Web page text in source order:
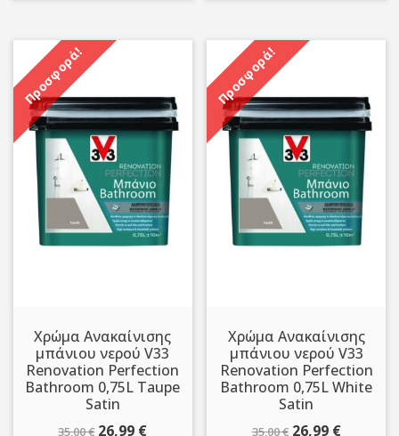
Προσφορά!
Χρώμα Ανακαίνισης
μπάνιου νερού V33
Renovation Perfection
Bathroom 0,75L Taupe
Satin
35,00€ Original
26,99 €Η
Προσφορά!
Χρώμα Ανακαίνισης
μπάνιου νερού V33
Renovation Perfection
Bathroom 0,75L White
Satin
35,00€ Original
26,99 €Η